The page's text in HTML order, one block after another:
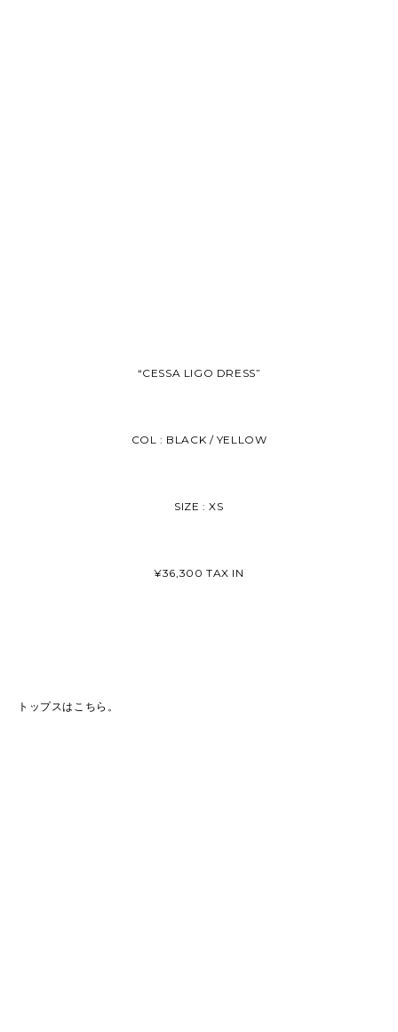
“CESSA LIGO DRESS”
COL : BLACK / YELLOW
SIZE : XS
¥36,300 TAX IN
トップスはこちら。